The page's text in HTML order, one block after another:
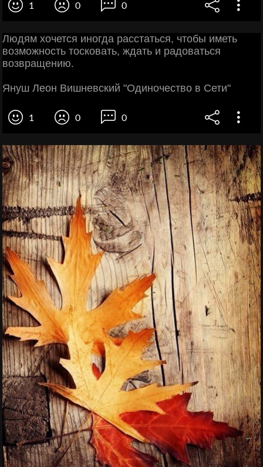
1 0 0
Людям хочется иногда расстаться, чтобы иметь
возможность тосковать, ждать и радоваться
возвращению.
Януш Леон Вишневский "Одиночество в Сети"
1 0 0